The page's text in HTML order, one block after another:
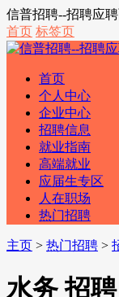
信普招聘--招聘应
首页 标签页
首页
个人中心
企业中心
招聘信息
就业指南
高端就业
应届生专区
人在职场
热门招聘
主页 > 热门招聘 >
水务 招